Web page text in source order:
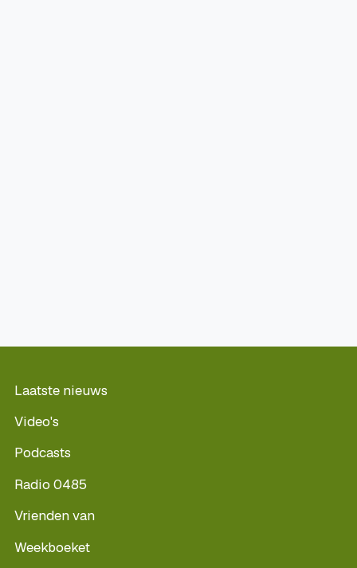
Laatste nieuws
Video's
Podcasts
Radio 0485
Vrienden van
Weekboeket